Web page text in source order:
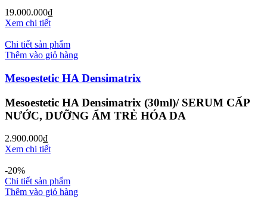
19.000.000₫
Xem chi tiết
Chi tiết sản phẩm
Thêm vào giỏ hàng
Mesoestetic HA Densimatrix
Mesoestetic HA Densimatrix (30ml)/ SERUM CẤP
NƯỚC, DƯỠNG ẨM TRẺ HÓA DA
2.900.000₫
Xem chi tiết
-20%
Chi tiết sản phẩm
Thêm vào giỏ hàng